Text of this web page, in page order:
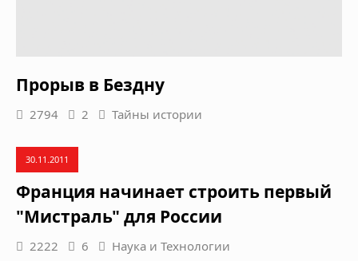
Прорыв в Бездну
2794 2 Тайны истории
30.11.2011
Франция начинает строить первый
"Мистраль" для России
2222 6 Наука и Технологии